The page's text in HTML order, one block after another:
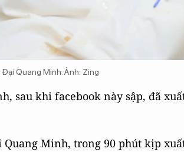
Quang Minh. Ảnh: Zing
sau khi facebook này sập, đã
Minh, trong 90 phút kịp